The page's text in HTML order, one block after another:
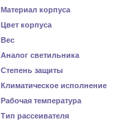
Материал корпуса
Цвет корпуса
Вес
Аналог светильника
Степень защиты
Климатическое исполнение
Рабочая температура
Тип рассеивателя